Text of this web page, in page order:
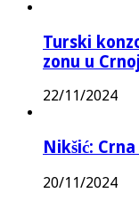
Turski
zonu u
22/11/2024
Nikšić:
20/11/2024